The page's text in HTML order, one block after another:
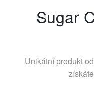
Sugar
Unikátní produkt